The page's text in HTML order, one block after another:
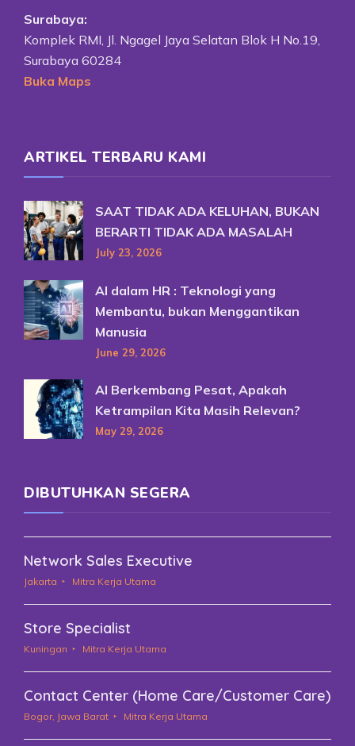
Surabaya:
Komplek RMI, Jl. Ngagel Jaya Selatan Blok H No.19,
Surabaya 60284
Buka Maps
ARTIKEL TERBARU KAMI
SAAT TIDAK ADA KELUHAN, BUKAN
BERARTI TIDAK ADA MASALAH
July 23, 2026
AI dalam HR : Teknologi yang
Membantu, bukan Menggantikan
Manusia
June 29, 2026
AI Berkembang Pesat, Apakah
Ketrampilan Kita Masih Relevan?
May 29, 2026
DIBUTUHKAN SEGERA
Network Sales Executive
Jakarta Mitra Kerja Utama
Store Specialist
Kuningan Mitra Kerja Utama
Contact Center (Home Care/Customer Care)
Bogor, Jawa Barat Mitra Kerja Utama